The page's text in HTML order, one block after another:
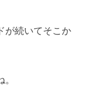
が続いてそこか